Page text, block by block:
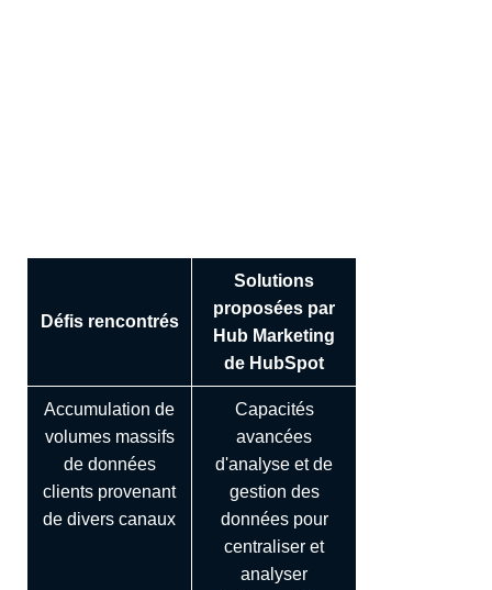
Défis rencontrés
Solutions
proposées par
Hub Marketing
de HubSpot
Accumulation de
volumes massifs
de données
clients provenant
de divers canaux
Capacités
avancées
d'analyse et de
gestion des
données pour
centraliser et
analyser